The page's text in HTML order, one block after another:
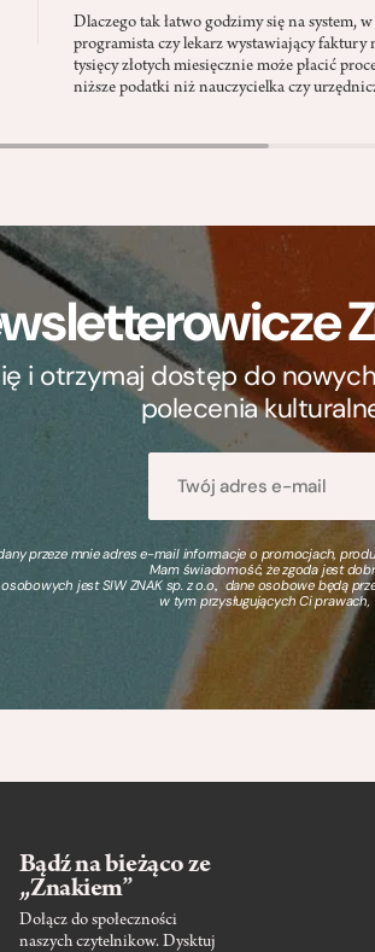
Dlaczego tak łatwo godzimy się na system,
programista czy lekarz wystawiający faktury
tysięcy złotych miesięcznie może płacić
niższe podatki niż nauczycielka czy
i otrzymaj dostęp do
polecenia
przeze mnie adres e-mail informacje o promocjach,
Mam świadomość, że zgoda jest
jest SIW ZNAK sp. z o.o., dane osobowe będą
w tym przysługujących Ci
Bądź na bieżąco ze
„Znakiem”
Dołącz do społeczności
naszych czytelnikow. Dysktuj